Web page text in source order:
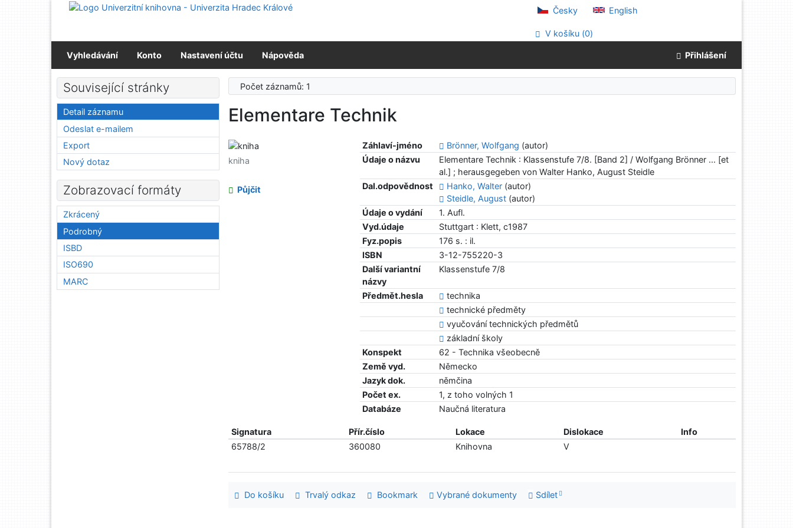
Přejít na obsah
Česky English
V košíku (0)
Vyhledávání Konto Nastavení účtu Nápověda Přihlášení
Počet záznamů: 1
Elementare Technik
Záhlaví-jméno Brönner, Wolfgang (autor)
Údaje o názvu
Elementare Technik : Klassenstufe 7/8. [Band 2] / Wolfgang Brönner ... [et
al.] ; herausgegeben von Walter Hanko, August Steidle
Dal.odpovědnost
Hanko, Walter (autor)
Steidle, August (autor)
Údaje o vydání
1. Aufl.
Vyd.údaje
Stuttgart : Klett, c1987
Fyz.popis
176 s. : il.
ISBN
3-12-755220-3
Další variantní
názvy
Klassenstufe 7/8
Předmět.hesla
technika
technické předměty
vyučování technických předmětů
základní školy
Konspekt
62 - Technika všeobecně
Země vyd.
Německo
Jazyk dok.
němčina
Počet ex.
1, z toho volných 1
Databáze
Naučná literatura
kniha
Půjčit
Signatura Přír.číslo Lokace Dislokace
Info
65788/2
360080 Knihovna V
Do košíku Trvalý odkaz Bookmark Vybrané dokumenty Sdílet
Související stránky
Detail záznamu
Odeslat e-mailem
Export
Nový dotaz
Zobrazovací formáty
Zkrácený
Podrobný
ISBD
ISO690
MARC